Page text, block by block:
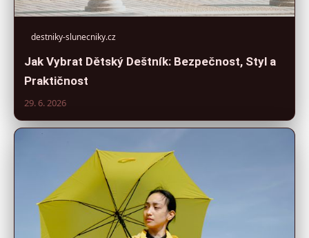
destniky-slunecniky.cz
Jak Vybrat Dětský Deštník: Bezpečnost, Styl a
Praktičnost
29. 6. 2026